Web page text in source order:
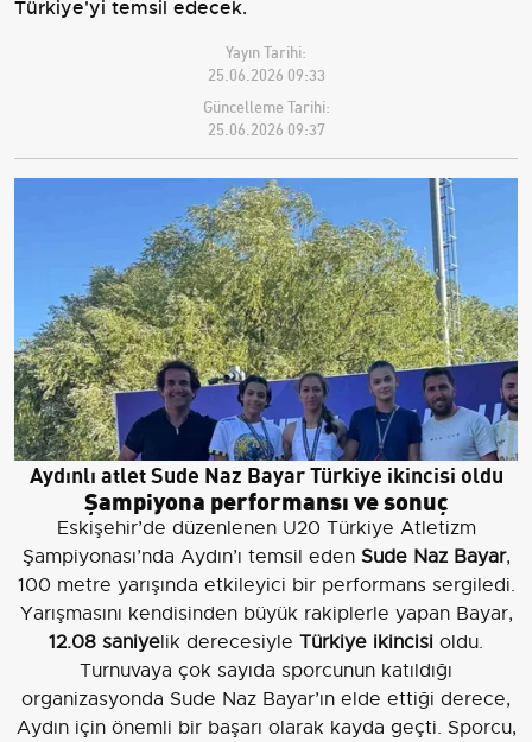
Türkiye'yi temsil edecek.
Yayın Tarihi:
25.06.2026 09:33
Güncelleme Tarihi:
25.06.2026 09:37
Aydınlı atlet Sude Naz Bayar Türkiye ikincisi oldu
Şampiyona performansı ve sonuç
Eskişehir’de düzenlenen U20 Türkiye Atletizm
Şampiyonası’nda Aydın’ı temsil eden Sude Naz Bayar,
100 metre yarışında etkileyici bir performans sergiledi.
Yarışmasını kendisinden büyük rakiplerle yapan Bayar,
12.08 saniyelik derecesiyle Türkiye ikincisi oldu.
Turnuvaya çok sayıda sporcunun katıldığı
organizasyonda Sude Naz Bayar’ın elde ettiği derece,
Aydın için önemli bir başarı olarak kayda geçti. Sporcu,